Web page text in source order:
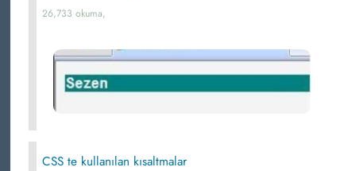
26,733 okuma,
CSS te kullanılan kısaltmalar